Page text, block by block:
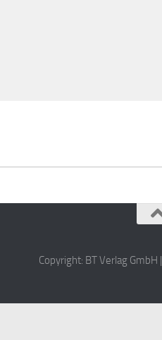
Copyright: BT Verlag GmbH |